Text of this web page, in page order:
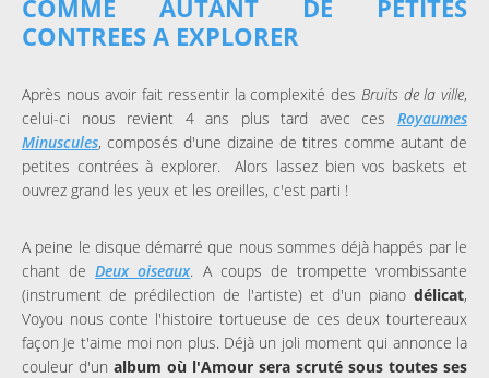
COMME AUTANT DE PETITES
CONTREES A EXPLORER
Après nous avoir fait ressentir la complexité des Bruits de la ville,
celui-ci nous revient 4 ans plus tard avec ces Royaumes
Minuscules, composés d'une dizaine de titres comme autant de
petites contrées à explorer. Alors lassez bien vos baskets et
ouvrez grand les yeux et les oreilles, c'est parti !
A peine le disque démarré que nous sommes déjà happés par le
chant deDeux oiseaux. A coups de trompette vrombissante
(instrument de prédilection de l'artiste) et d'un piano délicat,
Voyou nous conte l'histoire tortueuse de ces deux tourtereaux
façon Je t'aime moi non plus. Déjà un joli moment qui annonce la
couleur d'un album où l'Amour sera scruté sous toutes ses